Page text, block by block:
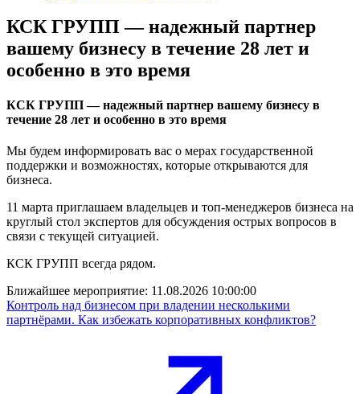
КСК ГРУПП — надежный партнер
вашему бизнесу в течение 28 лет и
особенно в это время
КСК ГРУПП — надежный партнер вашему бизнесу в
течение 28 лет и особенно в это время
Мы будем информировать вас о мерах государственной
поддержки и возможностях, которые открываются для
бизнеса.
11 марта приглашаем владельцев и топ-менеджеров бизнеса на
круглый стол экспертов для обсуждения острых вопросов в
связи с текущей ситуацией.
КСК ГРУПП всегда рядом.
Ближайшее мероприятие: 11.08.2026 10:00:00
Контроль над бизнесом при владении несколькими
партнёрами. Как избежать корпоративных конфликтов?